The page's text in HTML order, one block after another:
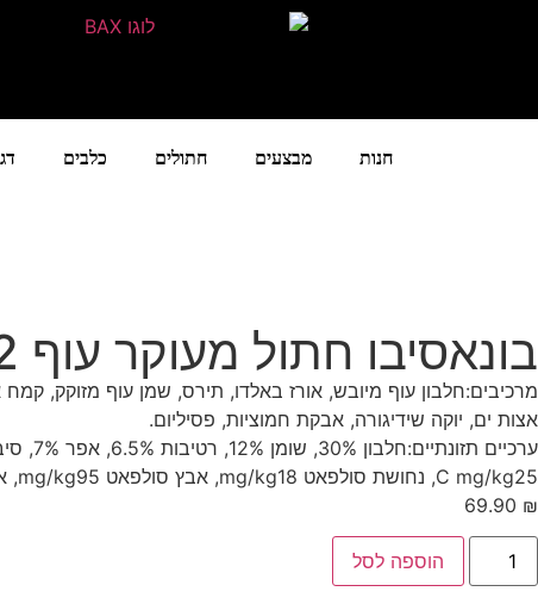
חנות מבצעים חתולים כלבים
בונאסיבו חתול מעוקר עוף 2 ק"ג
מרכיבים:חלבון עוף מיובש, אורז באלדו, תירס, שמן עוף מזוקק,
אצות ים, יוקה שידיגורה, אבקת חמוציות, פסיליום.
C mg/kg25, נחושת סולפאט mg/kg18, אבץ סולפאט mg/kg95, אבץ צ'לט mg/kg20, מגנזיום סולפאט mg/kg30, סלניום כסלניט mg/kg0.3, טאורין mg/kg1,800, ניאצין mg/kg50.
69.90 ₪
הוספה לסל